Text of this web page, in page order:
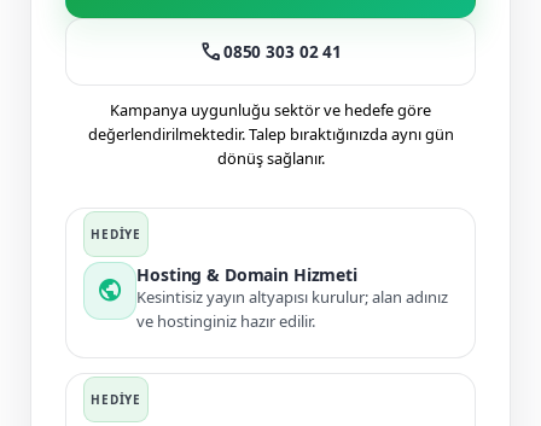
call0850 303 02 41
Kampanya uygunluğu sektör ve hedefe göre
değerlendirilmektedir. Talep bıraktığınızda aynı gün
dönüş sağlanır.
public
Hosting & Domain Hizmeti
Kesintisiz yayın altyapısı kurulur; alan adınız
ve hostinginiz hazır edilir.